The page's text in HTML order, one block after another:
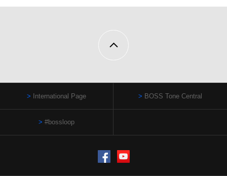
International Page BOSS Tone Central
#bossloop
Facebook